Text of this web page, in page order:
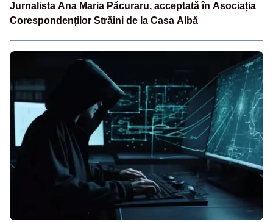
Jurnalista Ana Maria Păcuraru, acceptată în Asociația
Corespondenților Străini de la Casa Albă